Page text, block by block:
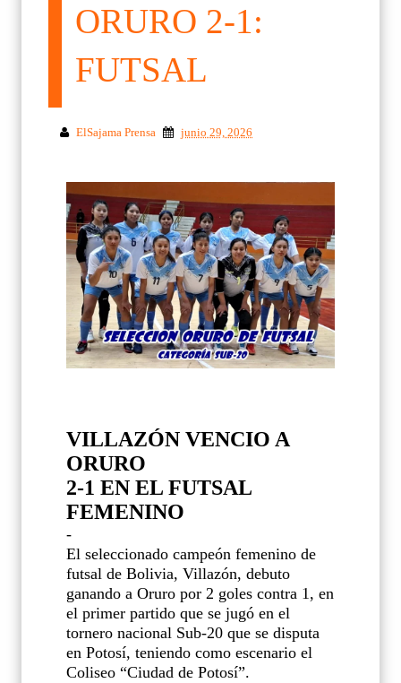
ORURO 2-1:
FUTSAL
ElSajama Prensa junio 29, 2026
VILLAZÓN VENCIO A
ORURO
2-1 EN EL FUTSAL
FEMENINO
-
El seleccionado campeón femenino de
futsal de Bolivia, Villazón, debuto
ganando a Oruro por 2 goles contra 1, en
el primer partido que se jugó en el
tornero nacional Sub-20 que se disputa
en Potosí, teniendo como escenario el
Coliseo “Ciudad de Potosí”.